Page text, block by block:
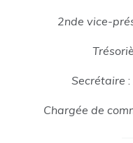
2nde vice-
Secrétaire
Chargée de